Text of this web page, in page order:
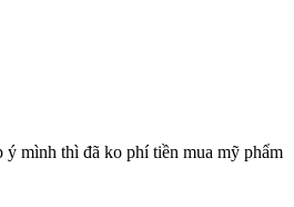
mình thì đã ko phí tiền mua mỹ phẩm